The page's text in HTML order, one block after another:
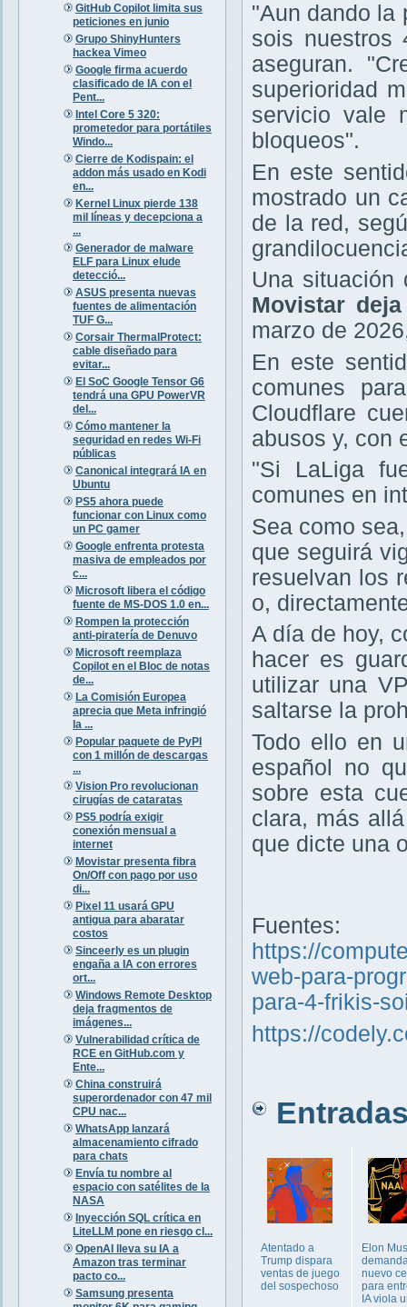
GitHub Copilot limita sus
peticiones en junio
Grupo ShinyHunters
hackea Vimeo
Google firma acuerdo
clasificado de IA con el
Pent...
Intel Core 5 320:
prometedor para portátiles
Windo...
Cierre de Kodispain: el
addon más usado en Kodi
en...
Kernel Linux pierde 138
mil líneas y decepciona a
...
Generador de malware
ELF para Linux elude
detecció...
ASUS presenta nuevas
fuentes de alimentación
TUF G...
Corsair ThermalProtect:
cable diseñado para
evitar...
El SoC Google Tensor G6
tendrá una GPU PowerVR
del...
Cómo mantener la
seguridad en redes Wi-Fi
públicas
Canonical integrará IA en
Ubuntu
PS5 ahora puede
funcionar con Linux como
un PC gamer
Google enfrenta protesta
masiva de empleados por
c...
Microsoft libera el código
fuente de MS-DOS 1.0 en...
Rompen la protección
anti-piratería de Denuvo
Microsoft reemplaza
Copilot en el Bloc de notas
de...
La Comisión Europea
aprecia que Meta infringió
la ...
Popular paquete de PyPI
con 1 millón de descargas
...
Vision Pro revolucionan
cirugías de cataratas
PS5 podría exigir
conexión mensual a
internet
Movistar presenta fibra
On/Off con pago por uso
di...
Pixel 11 usará GPU
antigua para abaratar
costos
Sinceerly es un plugin
engaña a IA con errores
ort...
Windows Remote Desktop
deja fragmentos de
imágenes...
Vulnerabilidad crítica de
RCE en GitHub.com y
Ente...
China construirá
superordenador con 47 mil
CPU nac...
WhatsApp lanzará
almacenamiento cifrado
para chats
Envía tu nombre al
espacio con satélites de la
NASA
Inyección SQL crítica en
LiteLLM pone en riesgo cl...
OpenAI lleva su IA a
Amazon tras terminar
pacto co...
Samsung presenta
"Aun dando la
sois nuestros
aseguran.
superioridad
servicio vale
bloqueos".
En este
mostrado un
de la red,
Una
Movistar
marzo de
En este
comunes
Cloudflare
abusos y, con
"Si LaLiga
comunes en
Sea como
que seguirá
resuelvan los
o,
A día de hoy,
hacer es
utilizar una
saltarse la
Todo ello en
español no
sobre esta
clara, más
que dicte una
Fuentes:
https://
web-para-
para-4-frikis-
https://
Entradas
Atentado a
Trump dispara
ventas de juego
del sospechoso
Elon
nuevo
para
IA viola